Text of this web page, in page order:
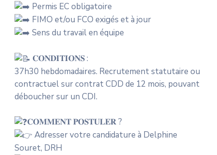
Permis EC obligatoire
FIMO et/ou FCO exigés et à jour
Sens du travail en équipe
𝐂𝐎𝐍𝐃𝐈𝐓𝐈𝐎𝐍𝐒 :
37h30 hebdomadaires. Recrutement statutaire ou
contractuel sur contrat CDD de 12 mois, pouvant
déboucher sur un CDI.
𝐂𝐎𝐌𝐌𝐄𝐍𝐓 𝐏𝐎𝐒𝐓𝐔𝐋𝐄𝐑 ?
Adresser votre candidature à Delphine
Souret, DRH